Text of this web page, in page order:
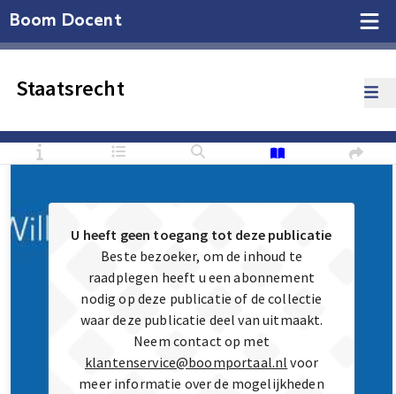
Boom Docent
Staatsrecht
U heeft geen toegang tot deze publicatie
Beste bezoeker, om de inhoud te
raadplegen heeft u een abonnement
nodig op deze publicatie of de collectie
waar deze publicatie deel van uitmaakt.
Neem contact op met
klantenservice@boomportaal.nl voor
meer informatie over de mogelijkheden